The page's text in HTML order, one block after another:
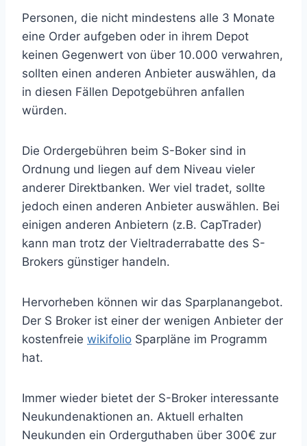
Personen, die nicht mindestens alle 3 Monate
eine Order aufgeben oder in ihrem Depot
keinen Gegenwert von über 10.000 verwahren,
sollten einen anderen Anbieter auswählen, da
in diesen Fällen Depotgebühren anfallen
würden.
Die Ordergebühren beim S-Boker sind in
Ordnung und liegen auf dem Niveau vieler
anderer Direktbanken. Wer viel tradet, sollte
jedoch einen anderen Anbieter auswählen. Bei
einigen anderen Anbietern (z.B. CapTrader)
kann man trotz der Vieltraderrabatte des S-
Brokers günstiger handeln.
Hervorheben können wir das Sparplanangebot.
Der S Broker ist einer der wenigen Anbieter der
kostenfreie wikifolio Sparpläne im Programm
hat.
Immer wieder bietet der S-Broker interessante
Neukundenaktionen an. Aktuell erhalten
Neukunden ein Orderguthaben über 300€ zur